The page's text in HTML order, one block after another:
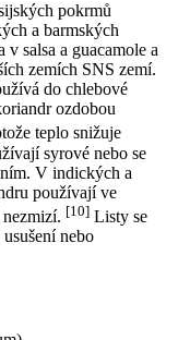
pokrmů
a barmských
salsa a guacamole a
zemích SNS zemí.
do chlebové
ozdobou
teplo snižuje
syrové nebo se
V indických a
používají ve
[10] Listy se
nebo